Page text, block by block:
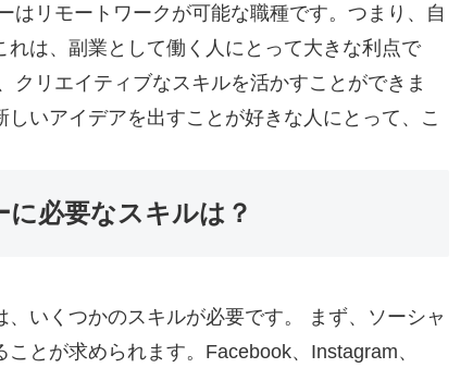
はリモートワークが可能な職種です。つまり、自
は、副業として働く人にとって大きな利点で
リエイティブなスキルを活かすことができま
いアイデアを出すことが好きな人にとって、こ
必要なスキルは？
いくつかのスキルが必要です。 まず、ソーシャ
とが求められます。Facebook、Instagram、